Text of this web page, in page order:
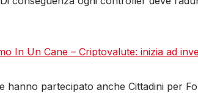
In Un Cane – Criptovalute: inizia ad
hanno partecipato anche Cittadini per